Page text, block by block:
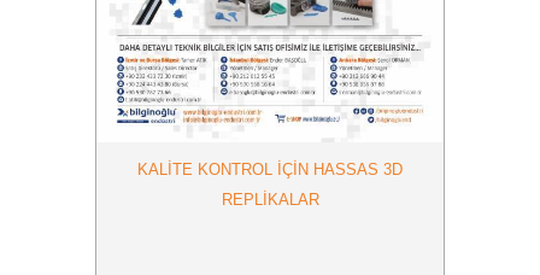
KALITE KONTROL IÇIN HASSAS 3D
REPLIKALAR